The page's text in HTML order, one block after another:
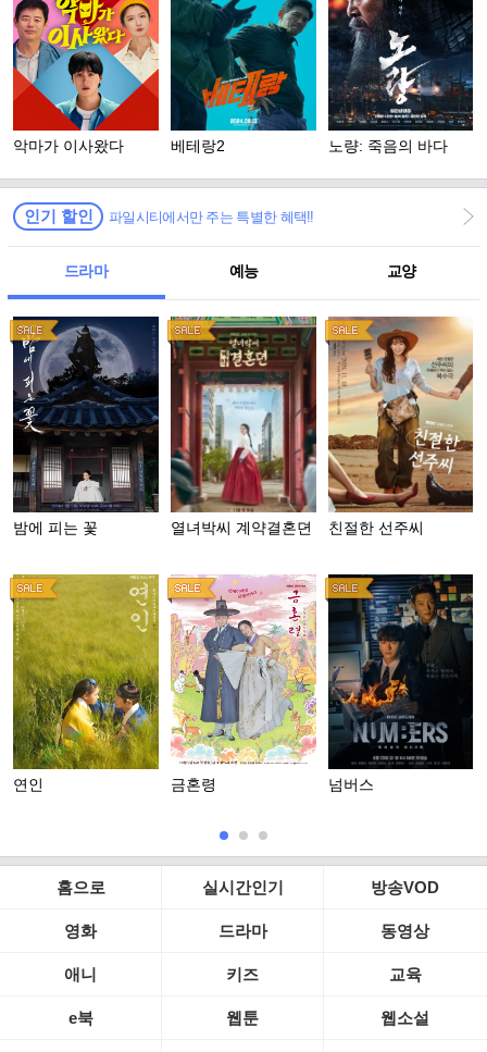
악마가 이사왔다 베테랑2 노량: 죽음의 바다
인기 할인 파일시티에서만 주는 특별한 혜택!!
드라마 예능 교양
밤에 피는 꽃 열녀박씨 계약결혼뎐 친절한 선주씨
연인 금혼령 넘버스
홈으로 실시간인기 방송VOD
영화 드라마 동영상
애니 키즈 교육
e북 웹툰 웹소설